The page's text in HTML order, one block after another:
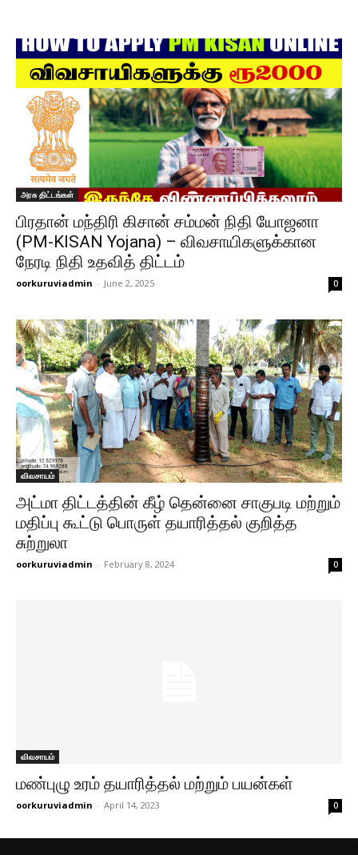
அரசு திட்டங்கள்
பிரதான் மந்திரி கிசான் சம்மன் நிதி யோஜனா
(PM-KISAN Yojana) – விவசாயிகளுக்கான
நேரடி நிதி உதவித் திட்டம்
oorkuruviadmin - June 2, 2025 0
விவசாயம்
அட்மா திட்டத்தின் கீழ் தென்னை சாகுபடி மற்றும்
மதிப்பு கூட்டு பொருள் தயாரித்தல் குறித்த
சுற்றுலா
oorkuruviadmin - February 8, 2024 0
விவசாயம்
மண்புழு உரம் தயாரித்தல் மற்றும் பயன்கள்
oorkuruviadmin - April 14, 2023 0